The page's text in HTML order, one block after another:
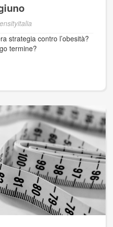
strategia contro l’obesità?
termine?